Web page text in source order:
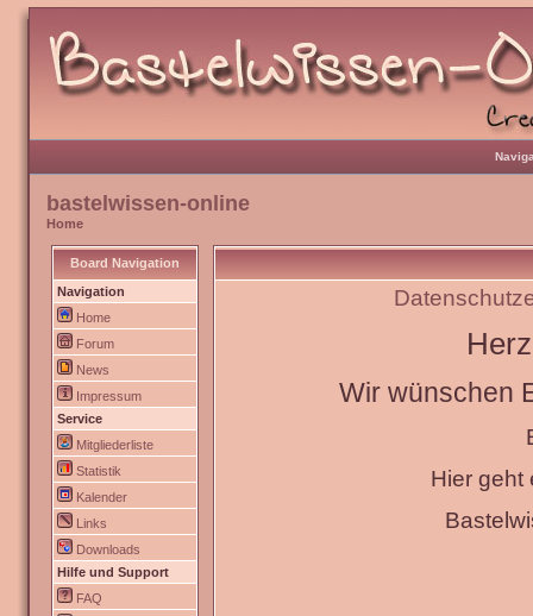
bastelwissen-online
Home
Board Navigation
Navigation
Home
Forum
News
Impressum
Service
Mitgliederliste
Statistik
Kalender
Links
Downloads
Hilfe und Support
FAQ
Wir wünschen
Hier geht